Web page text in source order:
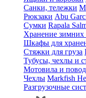
Санки, тележки
Рюкзаки Abu
Сумки Rapala
Хранение зимних
Шкафы для
Стяжки для груза
Тубусы, чехлы и
Мотовила и
Чехлы Markfish
Разгрузочные